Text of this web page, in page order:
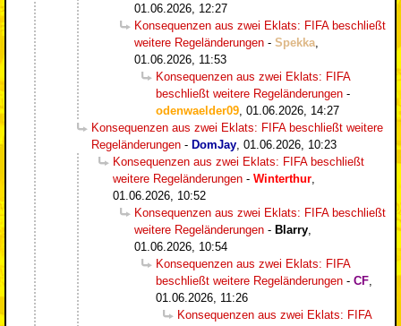
01.06.2026, 12:27
Konsequenzen aus zwei Eklats: FIFA beschließt
weitere Regeländerungen - Spekka
01.06.2026, 11:53
Konsequenzen aus zwei Eklats: FIFA
beschließt weitere Regeländerungen -
odenwaelder09 01.06.2026, 14:27
Konsequenzen aus zwei Eklats: FIFA beschließt weitere
Regeländerungen - DomJay 01.06.2026, 10:23
Konsequenzen aus zwei Eklats: FIFA beschließt
weitere Regeländerungen - Winterthur
01.06.2026, 10:52
Konsequenzen aus zwei Eklats: FIFA beschließt
weitere Regeländerungen - Blarry
01.06.2026, 10:54
Konsequenzen aus zwei Eklats: FIFA
beschließt weitere Regeländerungen - CF
01.06.2026, 11:26
Konsequenzen aus zwei Eklats: FIFA